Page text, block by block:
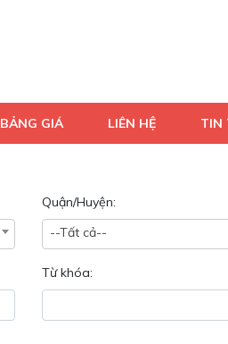
BẢNG GIÁ LIÊN HỆ TIN
Quận/Huyện:
--Tất cả--
Từ khóa: